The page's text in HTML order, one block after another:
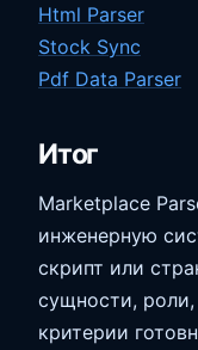
Html Parser
Stock Sync
Pdf Data Parser
Итог
Marketplace
инженерную
скрипт или
сущности, роли,
критерии